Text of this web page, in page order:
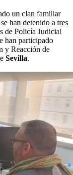
un clan familiar
han detenido a tres
de Policía Judicial
han participado
y Reacción de
Sevilla.